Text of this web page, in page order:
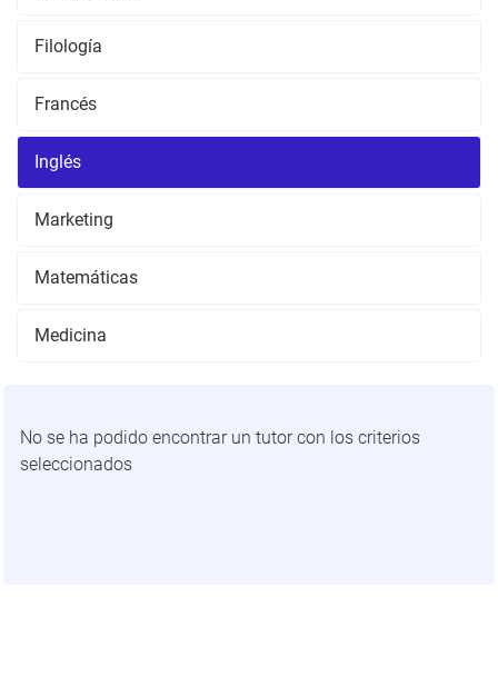
No se ha podido encontrar un tutor con los criterios
seleccionados
Filología
Francés
Inglés
Marketing
Matemáticas
Medicina